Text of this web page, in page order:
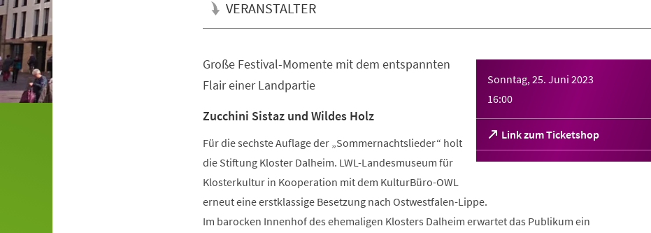
VERANSTALTER
Sonntag, 25. Juni 2023
16:00
Link zum Ticketshop
(Öffnet
in
einem
Große Festival-Momente mit dem entspannten
Flair einer Landpartie
Zucchini Sistaz und Wildes Holz
Für die sechste Auflage der „Sommernachtslieder“ holt
die Stiftung Kloster Dalheim. LWL-Landesmuseum für
Klosterkultur in Kooperation mit dem KulturBüro-OWL
erneut eine erstklassige Besetzung nach Ostwestfalen-Lippe.
Im barocken Innenhof des ehemaligen Klosters Dalheim erwartet das Publikum ein